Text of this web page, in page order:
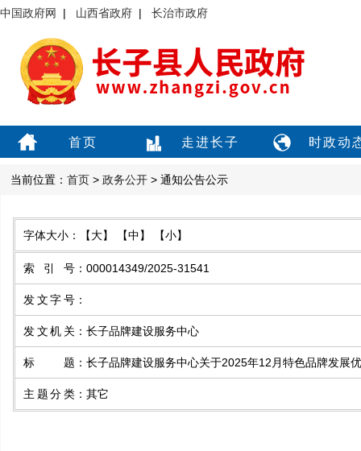
中国政府网 | 山西省政府 | 长治市政府
首页 走进长子 时政动
当前位置： 首页 > 政务公开 > 通知公告公示
字体大小： 【大】 【中】 【小】
索引号 ： 000014349/2025-31541
发文字号 ：
发文机关 ： 长子品牌建设服务中心
标题 ： 长子品牌建设服务中心关于2025年12月特色品牌发展
主题分类 ： 其它